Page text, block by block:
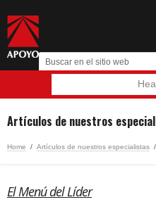
Artículos de nuestros
Home / Artículos de nuestros especialistas /
El Menú del Líder